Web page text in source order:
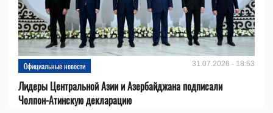
Официальные новости 31.07.2026 - 18:53
Лидеры Центральной Азии и Азербайджана подписали
Чолпон-Атинскую декларацию